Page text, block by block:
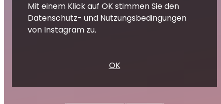
Mit einem Klick auf OK stimmen Sie den
Datenschutz- und Nutzungsbedingungen
von Instagram zu.
OK